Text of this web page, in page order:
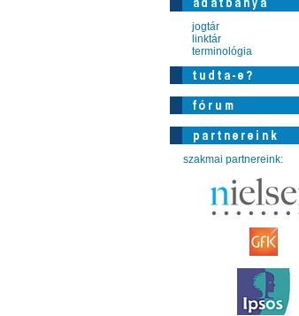
jogtár
linktár
terminológia
szakmai partnereink: